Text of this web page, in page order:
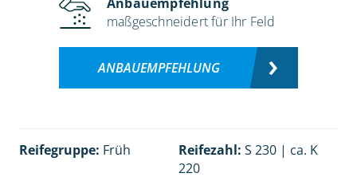
maßgeschneidert für Ihr Feld
ANBAUEMPFEHLUNG
Reifegruppe: Früh Reifezahl: S 230 | ca. K
220